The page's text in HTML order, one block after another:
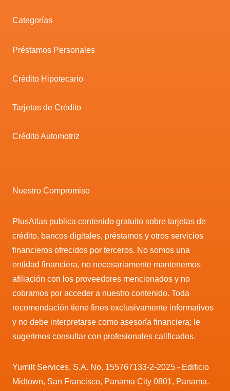
Categorías
Préstamos Personales
Crédito Hipotecario
Tarjetas de Crédito
Crédito Automotriz
Nuestro Compromiso
PlusAtlas publica contenido gratuito sobre tarjetas de
crédito, bancos digitales, préstamos y otros servicios
financieros ofrecidos por terceros. No somos una
entidad financiera, no necesariamente mantenemos
afiliación con los proveedores mencionados y no
cobramos por acceder a nuestro contenido. Toda
recomendación tiene fines exclusivamente informativos
y no debe interpretarse como asesoría financiera; le
sugerimos consultar con profesionales calificados.
Yumilt Services, S.A. No. 155767133-2-2025 - Edificio
Midtown, San Francisco, Panama City 0801, Panama.